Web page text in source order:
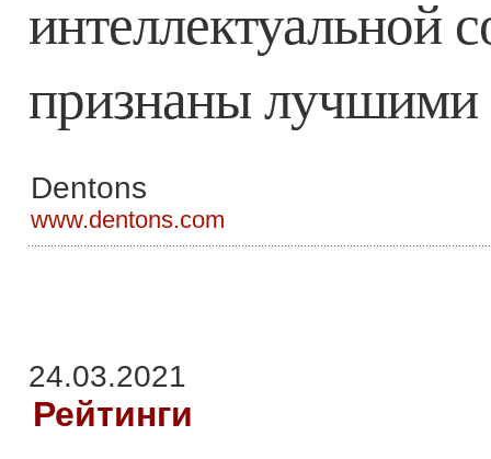
интеллектуальной
признаны лучшими
Dentons
www.dentons.com
24.03.2021
Рейтинги